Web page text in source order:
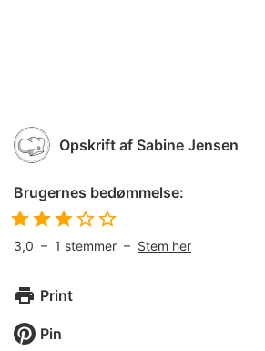
Opskrift af Sabine Jensen
Brugernes bedømmelse:
3,0 – 1 stemmer – Stem her
Print
Pin